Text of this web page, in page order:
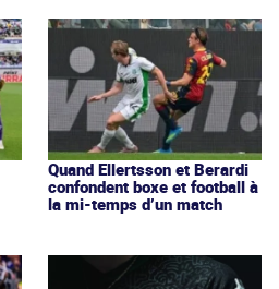
Quand Ellertsson et Berardi
confondent boxe et football à
la mi-temps d’un match